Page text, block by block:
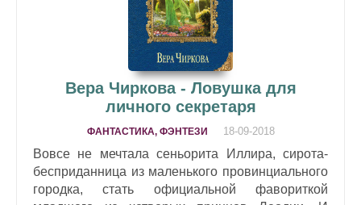
Вера Чиркова - Ловушка для
личного секретаря
ФАНТАСТИКА, ФЭНТЕЗИ 18-09-2018
Вовсе не мечтала сеньорита Иллира, сирота-
бесприданница из маленького провинциального
городка, стать официальной фавориткой